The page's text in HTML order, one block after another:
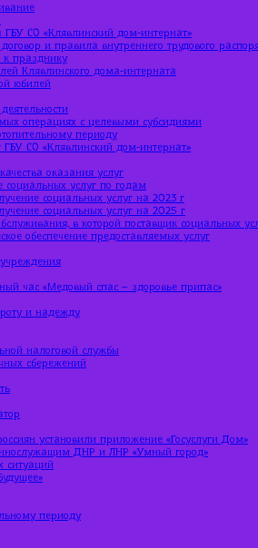
ГБУ СО «Клявлинский дом-интернат»
и правила внутреннего трудового
к празднику
Клявлинского дома-интерната
юбилей
операциях с целевыми субсидиями
периоду
ГБУ СО «Клявлинский дом-интернат»
оказания услуг
услуг по годам
социальных услуг на 2023 г
социальных услуг на 2025 г
в которой поставщик социальных
обеспечение предоставляемых услуг
час «Медовый спас – здоровье припас»
и надежду
налоговой службы
сбережений
установили приложение «Госуслуги Дом»
ДНР и ЛНР «Умный город»
ситуаций
периоду